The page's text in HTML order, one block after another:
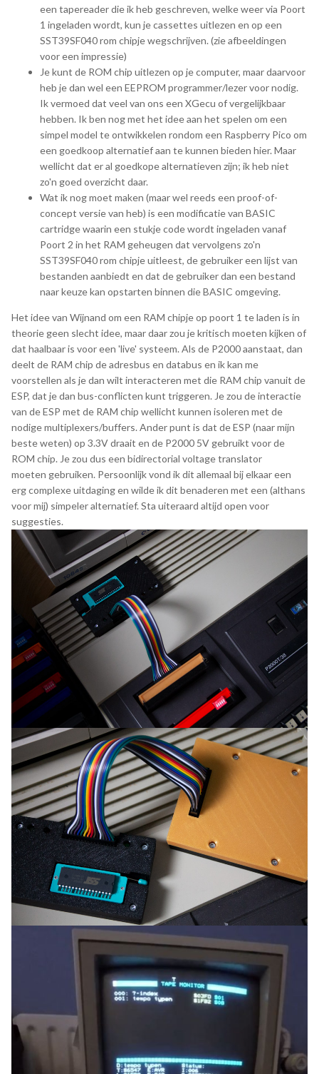
een tapereader die ik heb geschreven, welke weer via Poort
1 ingeladen wordt, kun je cassettes uitlezen en op een
SST39SF040 rom chipje wegschrijven. (zie afbeeldingen
voor een impressie)
Je kunt de ROM chip uitlezen op je computer, maar daarvoor
heb je dan wel een EEPROM programmer/lezer voor nodig.
Ik vermoed dat veel van ons een XGecu of vergelijkbaar
hebben. Ik ben nog met het idee aan het spelen om een
simpel model te ontwikkelen rondom een Raspberry Pico om
een goedkoop alternatief aan te kunnen bieden hier. Maar
wellicht dat er al goedkope alternatieven zijn; ik heb niet
zo'n goed overzicht daar.
Wat ik nog moet maken (maar wel reeds een proof-of-
concept versie van heb) is een modificatie van BASIC
cartridge waarin een stukje code wordt ingeladen vanaf
Poort 2 in het RAM geheugen dat vervolgens zo'n
SST39SF040 rom chipje uitleest, de gebruiker een lijst van
bestanden aanbiedt en dat de gebruiker dan een bestand
naar keuze kan opstarten binnen die BASIC omgeving.
Het idee van Wijnand om een RAM chipje op poort 1 te laden is in
theorie geen slecht idee, maar daar zou je kritisch moeten kijken of
dat haalbaar is voor een 'live' systeem. Als de P2000 aanstaat, dan
deelt de RAM chip de adresbus en databus en ik kan me
voorstellen als je dan wilt interacteren met die RAM chip vanuit de
ESP, dat je dan bus-conflicten kunt triggeren. Je zou de interactie
van de ESP met de RAM chip wellicht kunnen isoleren met de
nodige multiplexers/buffers. Ander punt is dat de ESP (naar mijn
beste weten) op 3.3V draait en de P2000 5V gebruikt voor de
ROM chip. Je zou dus een bidirectorial voltage translator
moeten gebruiken. Persoonlijk vond ik dit allemaal bij elkaar een
erg complexe uitdaging en wilde ik dit benaderen met een (althans
voor mij) simpeler alternatief. Sta uiteraard altijd open voor
suggesties.